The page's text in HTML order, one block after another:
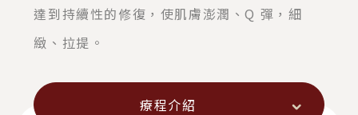
達到持續性的修復，使肌膚澎潤、Q 彈，細
緻、拉提。
療程介紹